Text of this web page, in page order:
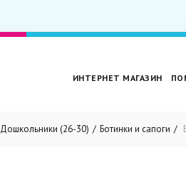
ИНТЕРНЕТ МАГАЗИН
Дошкольники (26-30) Ботинки и сапоги